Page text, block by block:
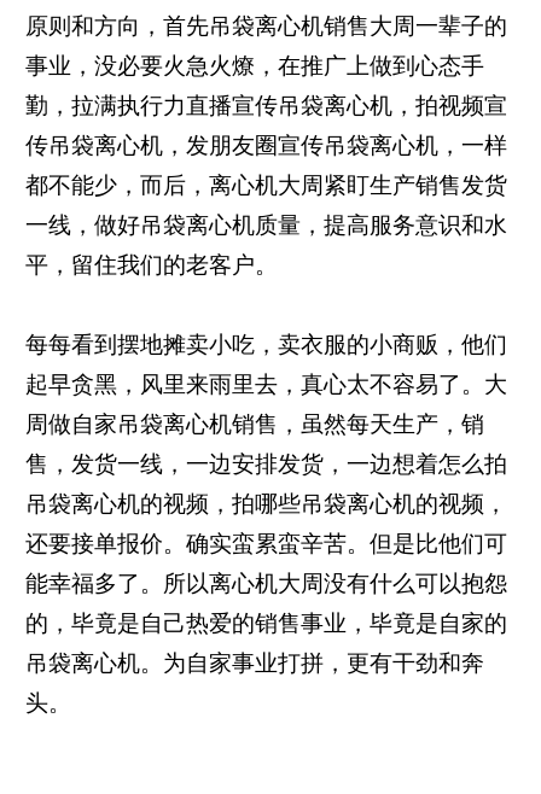
原则和方向，首先吊袋离心机销售大周一辈子的
事业，没必要火急火燎，在推广上做到心态手
勤，拉满执行力直播宣传吊袋离心机，拍视频宣
传吊袋离心机，发朋友圈宣传吊袋离心机，一样
都不能少，而后，离心机大周紧盯生产销售发货
一线，做好吊袋离心机质量，提高服务意识和水
平，留住我们的老客户。
每每看到摆地摊卖小吃，卖衣服的小商贩，他们
起早贪黑，风里来雨里去，真心太不容易了。大
周做自家吊袋离心机销售，虽然每天生产，销
售，发货一线，一边安排发货，一边想着怎么拍
吊袋离心机的视频，拍哪些吊袋离心机的视频，
还要接单报价。确实蛮累蛮辛苦。但是比他们可
能幸福多了。所以离心机大周没有什么可以抱怨
的，毕竟是自己热爱的销售事业，毕竟是自家的
吊袋离心机。为自家事业打拼，更有干劲和奔
头。